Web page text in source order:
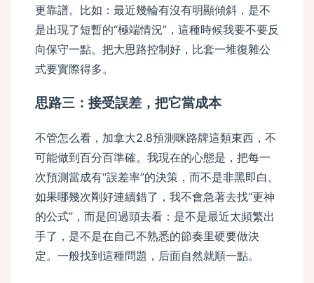
更靠譜。比如：最近幾輪有沒有明顯傾斜，是不
是出現了短暫的“極端情況”，這種時候我要不要反
向保守一點。把大思路控制好，比套一堆復雜公
式要實際得多。
思路三：接受誤差，把它當成本
不管怎么看，加拿大2.8預測咪路牌這類東西，不
可能做到百分百準確。我現在的心態是，把每一
次預測當成有“誤差率”的決策，而不是非黑即白。
如果哪幾次剛好連續錯了，我不會急著去找“更神
的公式”，而是回過頭去看：是不是最近太頻繁出
手了，是不是在自己不熟悉的節奏里硬要做決
定。一般找到這種問題，后面自然就順一點。